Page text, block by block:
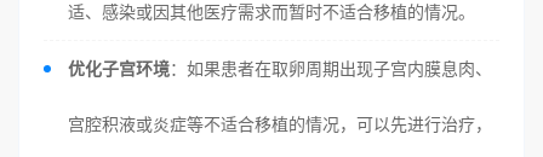
适、感染或因其他医疗需求而暂时不适合移植的情况。
优化子宫环境：如果患者在取卵周期出现子宫内膜息肉、
宫腔积液或炎症等不适合移植的情况，可以先进行治疗，